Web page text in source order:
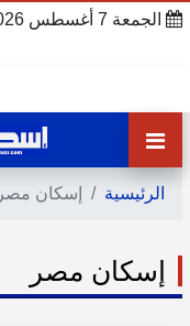
الجمعة 7 أغسطس 2026 - 06:33
الرئيسية إسكان مصر
إسكان مصر